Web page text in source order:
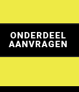
ONDERDEEL
AANVRAGEN